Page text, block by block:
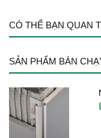
CÓ THỂ BẠN QUAN
SẢN PHẨM BÁN